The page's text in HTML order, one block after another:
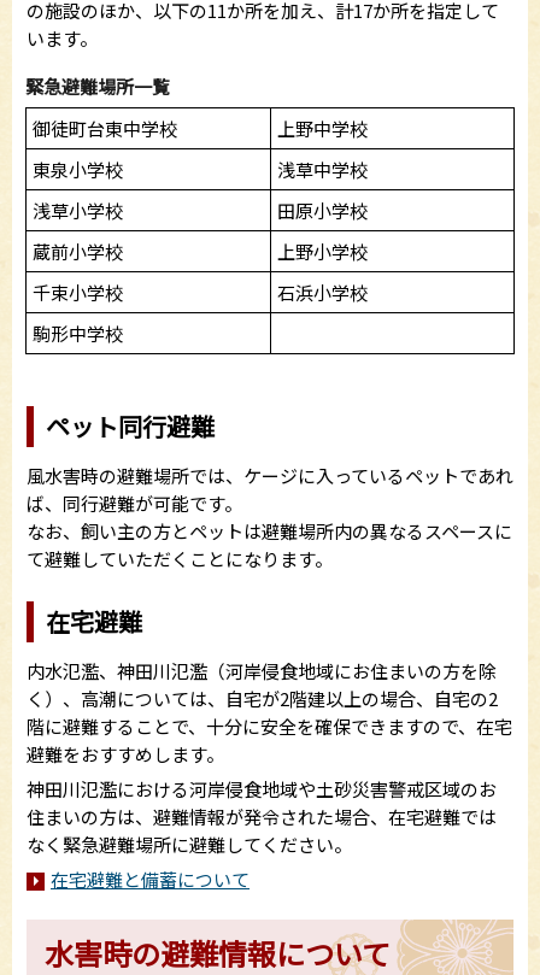
の施設のほか、以下の11か所を加え、計17か所を指定して
います。
緊急避難場所一覧
御徒町台東中学校
上野中学校
東泉小学校
浅草中学校
浅草小学校
田原小学校
蔵前小学校
上野小学校
千束小学校
石浜小学校
駒形中学校
ペット同行避難
風水害時の避難場所では、ケージに入っているペットであれ
ば、同行避難が可能です。
なお、飼い主の方とペットは避難場所内の異なるスペースに
て避難していただくことになります。
在宅避難
内水氾濫、神田川氾濫（河岸侵食地域にお住まいの方を除
く）、高潮については、自宅が2階建以上の場合、自宅の2
階に避難することで、十分に安全を確保できますので、在宅
避難をおすすめします。
神田川氾濫における河岸侵食地域や土砂災害警戒区域のお
住まいの方は、避難情報が発令された場合、在宅避難では
なく緊急避難場所に避難してください。
在宅避難と備蓄について
水害時の避難情報について